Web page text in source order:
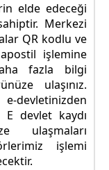
elde edeceği
Merkezi
QR kodlu ve
işlemine
fazla bilgi
ulaşınız.
devletinizden
devlet kaydı
ulaşmaları
işlemi